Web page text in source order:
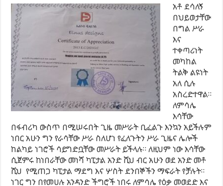
አቶ ደሳለኝ
በህይወታቸው
በግል ሥራ
እና
ተቀጣሪነት
መካከል
ትልቅ ልዩነት
አለ ሲሉ
አስረድተዋል።
ለምሳሌ
እሳቸው
በፋብሪካ ውስጥ በሚሠሩበት ጊዜ መሥራት ቢፈልጉ እንኳን አይችሉም
ነበር አሁን ግን የራሳቸው ሥራ ስለሆነ የፈለጉትን ሥራ ጊዜና ሌሎች
ከልካይ ነገሮች ሳይግድቧቸው መሥራት ይችላሉ። ለዚህም ነው እሳቸው
ሲጀምሩ ከነበራቸው መነሻ ካፒታል አንድ ሺህ ብር አሁን ወደ አንድ መቶ
ሺህ የሚጠጋ ካፒታል ማደግ እና ሦስት ደንበኞችን ማፍራት የቻሉት።
ነገር ግን በየመሀሉ አንዳንድ ችግሮች ነበሩ ለምሳሌ የዕቃ መወደድ እና